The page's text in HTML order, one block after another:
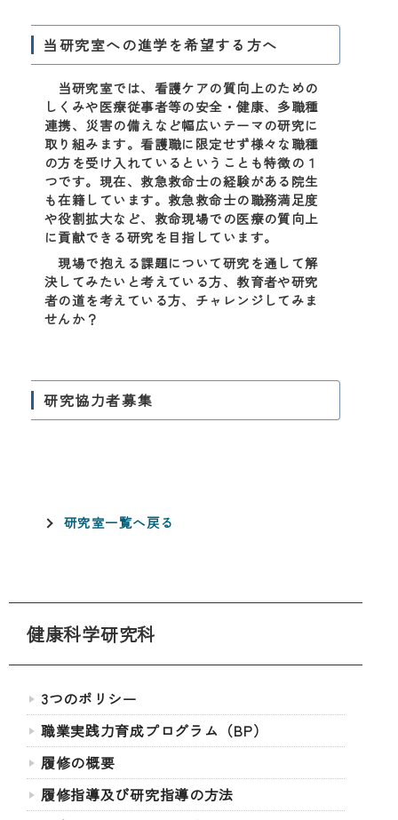
当研究室への進学を希望する方へ
当研究室では、看護ケアの質向上のための
しくみや医療従事者等の安全・健康、多職種
連携、災害の備えなど幅広いテーマの研究に
取り組みます。看護職に限定せず様々な職種
の方を受け入れているということも特徴の１
つです。現在、救急救命士の経験がある院生
も在籍しています。救急救命士の職務満足度
や役割拡大など、救命現場での医療の質向上
に貢献できる研究を目指しています。
現場で抱える課題について研究を通して解
決してみたいと考えている方、教育者や研究
者の道を考えている方、チャレンジしてみま
せんか？
研究協力者募集
研究室一覧へ戻る
健康科学研究科
3つのポリシー
職業実践力育成プログラム（BP）
履修の概要
履修指導及び研究指導の方法